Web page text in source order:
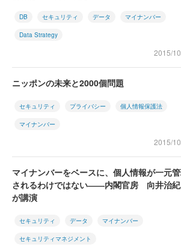
DB セキュリティ データ マイナンバー
Data Strategy
2015/
ニッポンの未来と2000個問題
セキュリティ プライバシー 個人情報保護法
マイナンバー
2015/
マイナンバーをベースに、個人情報が一元
されるわけではない――内閣官房 向井治
が講演
セキュリティ データ マイナンバー
セキュリティマネジメント